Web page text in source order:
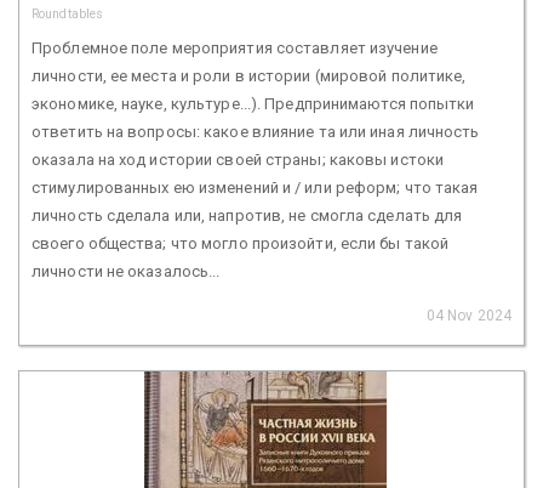
Roundtables
Проблемное поле мероприятия составляет изучение
личности, ее места и роли в истории (мировой политике,
экономике, науке, культуре...). Предпринимаются попытки
ответить на вопросы: какое влияние та или иная личность
оказала на ход истории своей страны; каковы истоки
стимулированных ею изменений и / или реформ; что такая
личность сделала или, напротив, не смогла сделать для
своего общества; что могло произойти, если бы такой
личности не оказалось...
04 Nov 2024